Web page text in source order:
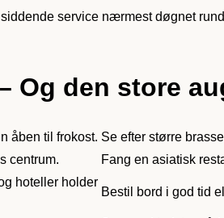
service nærmest døgnet
Og den store
åben til frokost. Se efter større
centrum. Fang en asiatisk
hoteller holder
Bestil bord i god tid